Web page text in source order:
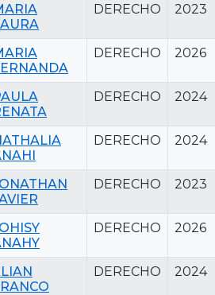
DERECHO 2023
DERECHO 2026
DERECHO 2024
DERECHO 2024
DERECHO 2023
DERECHO 2026
DERECHO 2024